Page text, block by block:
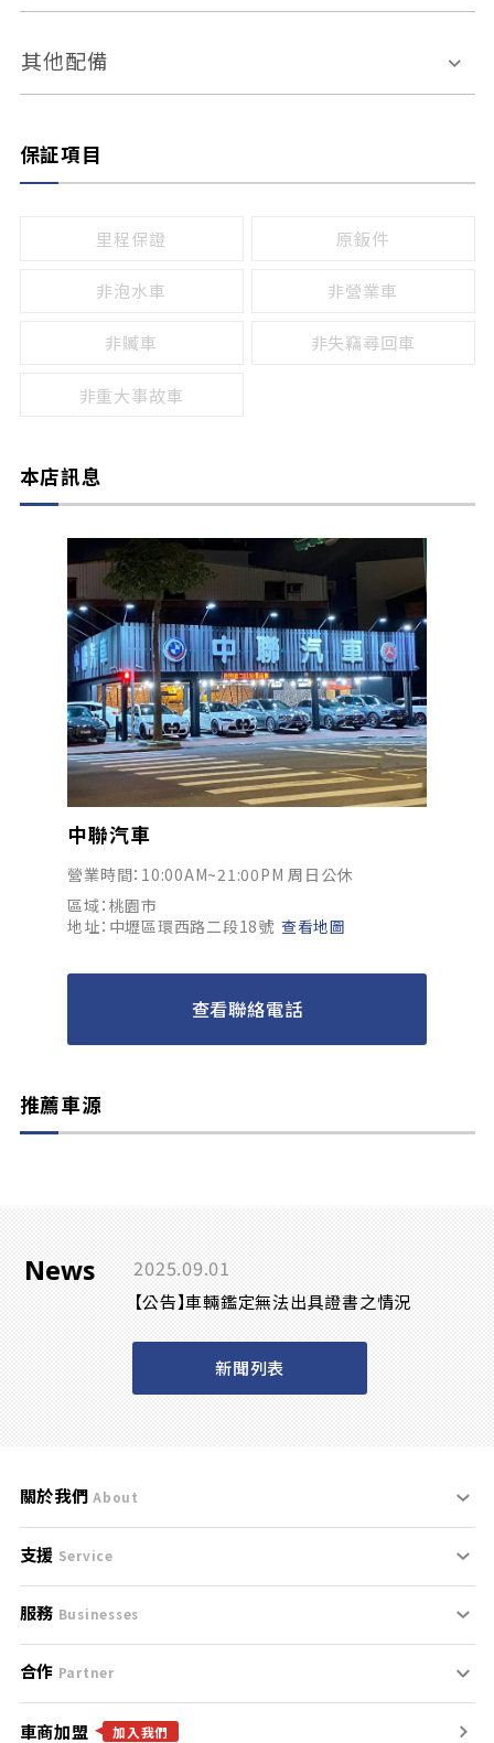
無
有
感應頭燈
頭燈光源
其他配備
保証項目
里程保證 原鈑件
非泡水車 非營業車
非贓車 非失竊尋回車
非重大事故車
本店訊息
中聯汽車
營業時間：10:00AM~21:00PM 周日公休
區域：桃園市
地址：中壢區環西路二段18號 查看地圖
查看聯絡電話
推薦車源
News 2025.09.01
【公告】車輛鑑定無法出具證書之情況
新聞列表
關於我們 About
刊登規範
服務條款
免責聲明
隱私權政策
支援 Service
支援中心
聯絡我們
服務 Businesses
什麼是Goo鑑定？
找好車
合作 Partner
合作夥伴
車商加盟 加入我們